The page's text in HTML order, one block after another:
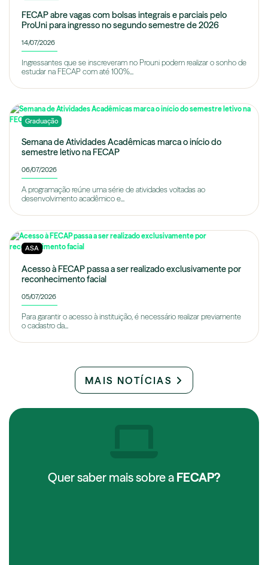
FECAP abre vagas com bolsas integrais e parciais pelo
ProUni para ingresso no segundo semestre de 2026
14/07/2026
Ingressantes que se inscreveram no Prouni podem realizar o sonho de
estudar na FECAP com até 100%...
Graduação
Semana de Atividades Acadêmicas marca o início do
semestre letivo na FECAP
06/07/2026
A programação reúne uma série de atividades voltadas ao
desenvolvimento acadêmico e...
ASA
Acesso à FECAP passa a ser realizado exclusivamente por
reconhecimento facial
05/07/2026
Para garantir o acesso à instituição, é necessário realizar previamente
o cadastro da...
MAIS NOTÍCIAS
Quer saber mais sobre a FECAP?